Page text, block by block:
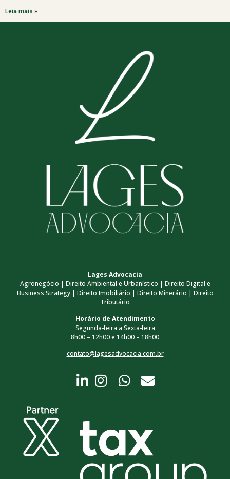
Leia mais »
Lages Advocacia
Agronegócio | Direito Ambiental e Urbanístico | Direito Digital e
Business Strategy | Direito Imobiliário | Direito Minerário | Direito
Tributário
Horário de Atendimento
Segunda-feira a Sexta-feira
8h00 – 12h00 e 14h00 – 18h00
contato@lagesadvocacia.com.br